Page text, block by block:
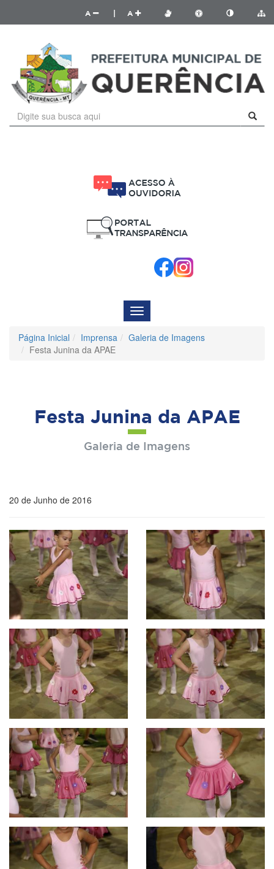
A A
Menu
de
Navegação
Página Inicial Imprensa
Galeria de Imagens
Festa Junina da APAE
Festa Junina da APAE
Galeria de Imagens
20 de Junho de 2016